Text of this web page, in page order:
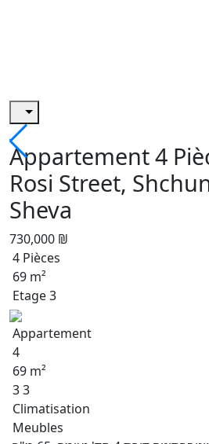
Appartement 4
Rosi Street,
Sheva
730,000 ₪
4 Pièces
69 m²
Etage 3
Appartement
4
69 m²
3 3
Climatisation
Meubles